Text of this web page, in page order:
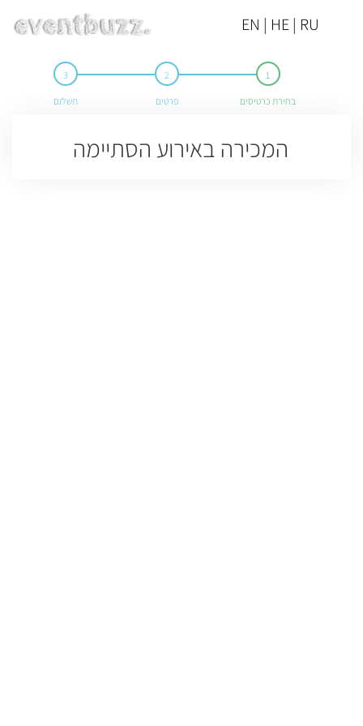
EN | HE | RU
בחירת כרטיסים פרטים תשלום
המכירה באירוע הסתיימה